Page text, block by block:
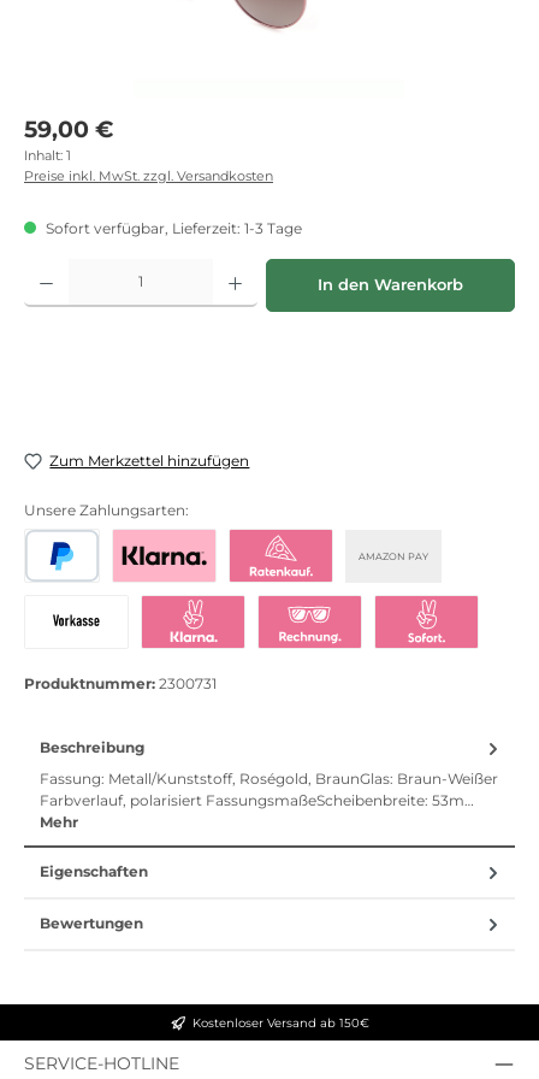
Regulärer Preis:
59,00 €
Inhalt: 1
Preise inkl. MwSt. zzgl. Versandkosten
Sofort verfügbar, Lieferzeit: 1-3 Tage
Produkt Anzahl: Gib den gewünschten Wert ein oder benutze die
In den Warenkorb
Zum Merkzettel hinzufügen
Unsere Zahlungsarten:
AMAZON PAY
Bezahlen mit KlarnaKlarna Ratenkauf
Produktnummer: 2300731
Beschreibung
Fassung: Metall/Kunststoff, Roségold, BraunGlas: Braun-Weißer
Farbverlauf, polarisiert FassungsmaßeScheibenbreite: 53m…
Mehr
Eigenschaften
Bewertungen
Kostenloser Versand ab 150€
SERVICE-HOTLINE